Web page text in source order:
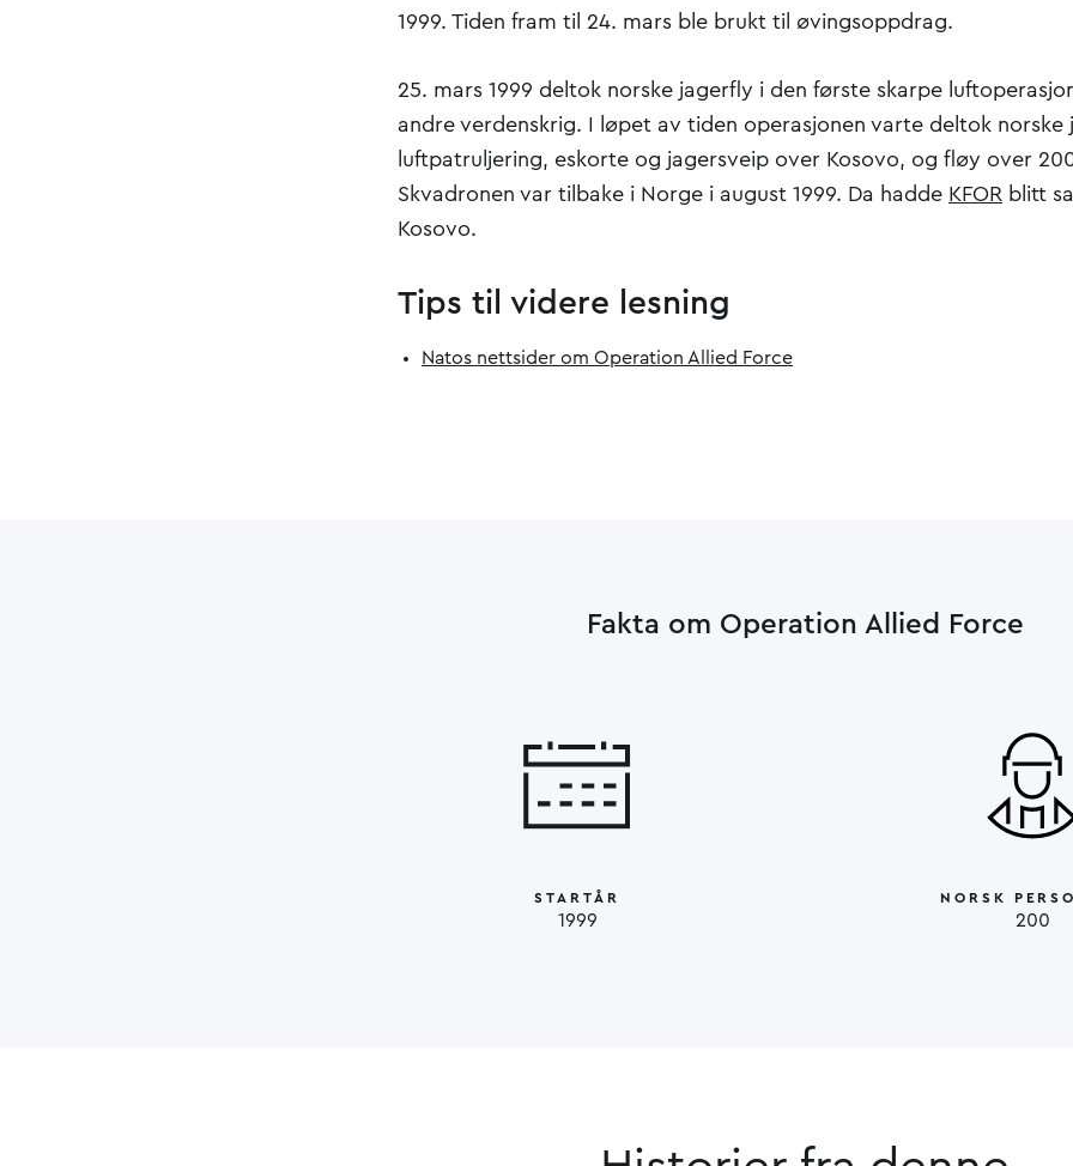
1999. Tiden fram til 24. mars ble brukt til øvingsoppdrag.
25. mars 1999 deltok norske jagerfly i den første skarpe
andre verdenskrig. I løpet av tiden operasjonen varte deltok norske
luftpatruljering, eskorte og jagersveip over Kosovo, og fløy over
Skvadronen var tilbake i Norge i august 1999. Da hadde KFOR blitt
Kosovo.
Tips til videre lesning
Natos nettsider om Operation Allied Force
Fakta om Operation Allied Force
STARTÅR
1999
NORSK
200